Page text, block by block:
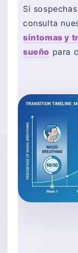
Si
consulta
síntomas y
sueño para